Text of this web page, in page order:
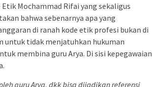
Mochammad Rifai yang sekaligus
bahwa sebenarnya apa yang
di ranah kode etik profesi bukan di
untuk tidak menjatuhkan hukuman
membina guru Arya. Di sisi kepegawaian
guru Arya, dkk bisa dijadikan referensi